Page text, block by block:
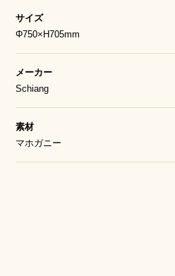
サイズ
Φ750×H705mm
メーカー
Schiang
素材
マホガニー